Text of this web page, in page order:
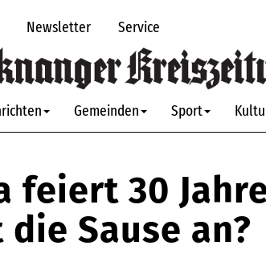
Newsletter Service
Gemeinden Sport
feiert 30
Sause an?